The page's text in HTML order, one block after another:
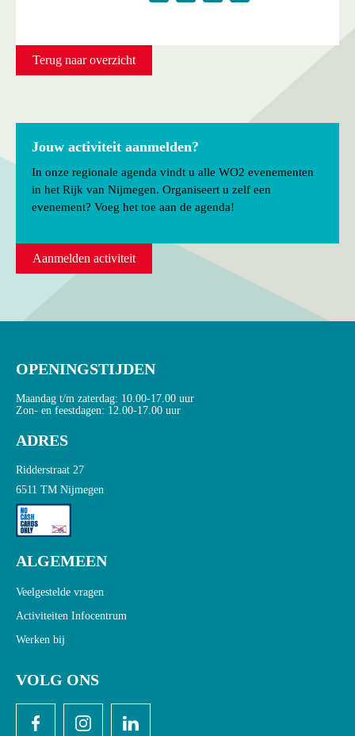
Terug naar overzicht
Jouw activiteit aanmelden?
In onze regionale agenda vindt u alle WO2 evenementen
in het Rijk van Nijmegen. Organiseert u zelf een
evenement? Voeg het toe aan de agenda!
Aanmelden activiteit
OPENINGSTIJDEN
Maandag t/m zaterdag: 10.00-17.00 uur
Zon- en feestdagen: 12.00-17.00 uur
ADRES
Ridderstraat 27
6511 TM Nijmegen
ALGEMEEN
Veelgestelde vragen
Activiteiten Infocentrum
Werken bij
VOLG ONS